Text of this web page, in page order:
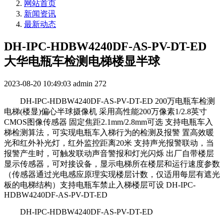
网站首页
新闻资讯
最新动态
DH-IPC-HDBW4240DF-AS-PV-DT-ED
大华电瓶车检测电梯楼显半球
2023-08-20 10:49:03 admin 272
DH-IPC-HDBW4240DF-AS-PV-DT-ED 200万电瓶车检测
电梯(楼显)偏心半球摄像机 采用高性能200万像素1/2.8英寸
CMOS图像传感器 固定焦距2.1mm/2.8mm可选 支持电瓶车入
梯检测算法，可实现电瓶车入梯行为的检测及报警 置高效暖
光和红外补光灯，红外监控距离20米 支持声光报警联动，当
报警产生时，可触发联动声音警报和灯光闪烁 出厂自带楼层
显示传感器，可对接设备，显示电梯所在楼层和运行速度参数
（传感器通过光电感应原理实现楼层计数，仅适用每层有遮光
板的电梯结构）支持电瓶车禁止入梯楼层可设 DH-IPC-
HDBW4240DF-AS-PV-DT-ED
DH-IPC-HDBW4240DF-AS-PV-DT-ED